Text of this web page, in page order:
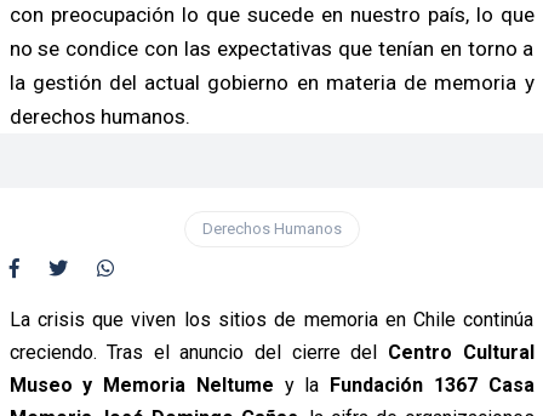
con preocupación lo que sucede en nuestro país, lo que
no se condice con las expectativas que tenían en torno a
la gestión del actual gobierno en materia de memoria y
derechos humanos.
Derechos Humanos
La crisis que viven los sitios de memoria en Chile continúa
creciendo. Tras el anuncio del cierre del Centro Cultural
Museo y Memoria Neltume y la Fundación 1367 Casa